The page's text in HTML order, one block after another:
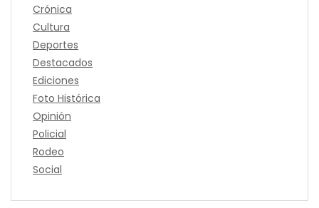
Crónica
Cultura
Deportes
Destacados
Ediciones
Foto Histórica
Opinión
Policial
Rodeo
Social